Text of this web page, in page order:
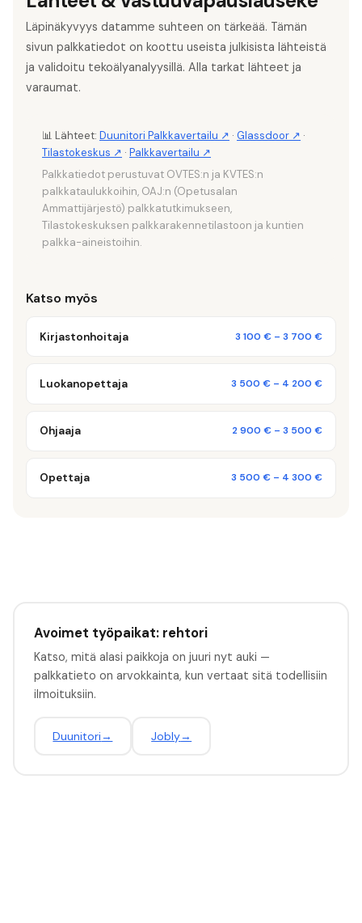
Läpinäkyvyys datamme suhteen on tärkeää. Tämän
sivun palkkatiedot on koottu useista julkisista lähteistä
ja validoitu tekoälyanalyysillä. Alla tarkat lähteet ja
varaumat.
📊 Lähteet: Duunitori Palkkavertailu ↗ · Glassdoor ↗ ·
Tilastokeskus ↗ · Palkkavertailu ↗
Palkkatiedot perustuvat OVTES:n ja KVTES:n
palkkataulukkoihin, OAJ:n (Opetusalan
Ammattijärjestö) palkkatutkimukseen,
Tilastokeskuksen palkkarakennetilastoon ja kuntien
palkka-aineistoihin.
Katso myös
Kirjastonhoitaja 3 100 € – 3 700 €
Luokanopettaja 3 500 € – 4 200 €
Ohjaaja 2 900 € – 3 500 €
Opettaja 3 500 € – 4 300 €
Avoimet työpaikat: rehtori
Katso, mitä alasi paikkoja on juuri nyt auki —
palkkatieto on arvokkainta, kun vertaat sitä todellisiin
ilmoituksiin.
Duunitori→ Jobly→